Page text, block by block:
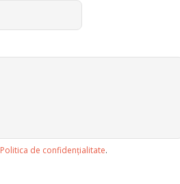
Politica de confidențialitate.